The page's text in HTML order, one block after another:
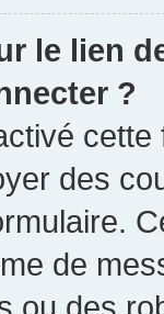
le lien
?
des
de
ou des